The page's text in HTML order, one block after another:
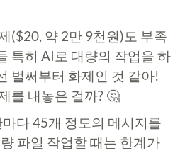
($20, 약 2만 9천원)도 부족
특히 AI로 대량의 작업을 하
벌써부터 화제인 것 같아!
를 내놓은 걸까? 🤔
다 45개 정도의 메시지를
파일 작업할 때는 한계가